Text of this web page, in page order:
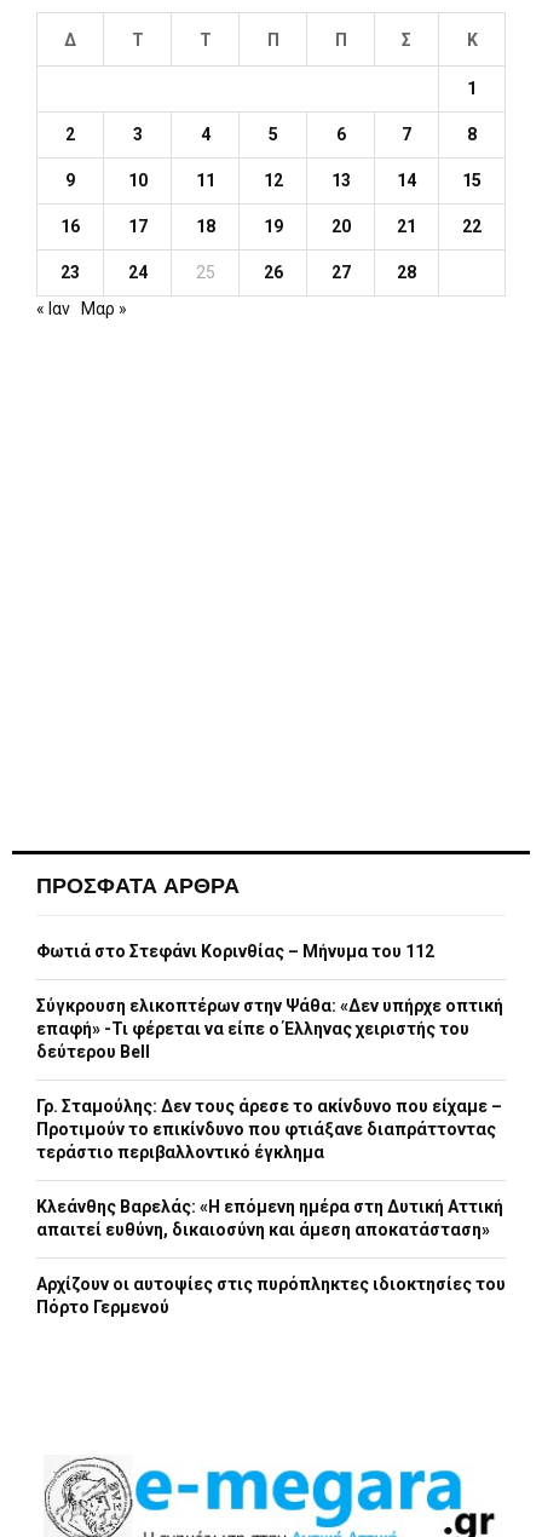
Δ Τ Τ Π Π Σ Κ
1
2 3 4 5 6 7 8
9 10 11 12 13 14 15
16 17 18 19 20 21 22
23 24 25 26 27
28
« Ιαν
Μαρ »
ΠΡΟΣΦΑΤΑ ΑΡΘΡΑ
Φωτιά στο Στεφάνι Κορινθίας – Μήνυμα του 112
Σύγκρουση ελικοπτέρων στην Ψάθα: «Δεν υπήρχε οπτική
επαφή» -Τι φέρεται να είπε ο Έλληνας χειριστής του
δεύτερου Bell
Γρ. Σταμούλης: Δεν τους άρεσε το ακίνδυνο που είχαμε –
Προτιμούν το επικίνδυνο που φτιάξανε διαπράττοντας
τεράστιο περιβαλλοντικό έγκλημα
Κλεάνθης Βαρελάς: «Η επόμενη ημέρα στη Δυτική Αττική
απαιτεί ευθύνη, δικαιοσύνη και άμεση αποκατάσταση»
Αρχίζουν οι αυτοψίες στις πυρόπληκτες ιδιοκτησίες του
Πόρτο Γερμενού